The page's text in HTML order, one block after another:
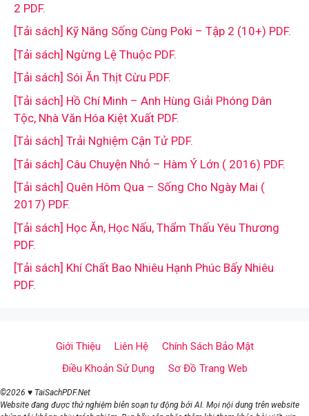
2 PDF.
[Tải sách] Kỹ Năng Sống Cùng Poki – Tập 2 (10+) PDF.
[Tải sách] Ngừng Lệ Thuộc PDF.
[Tải sách] Sói Ăn Thịt Cừu PDF.
[Tải sách] Hồ Chí Minh – Anh Hùng Giải Phóng Dân
Tộc, Nhà Văn Hóa Kiệt Xuất PDF.
[Tải sách] Trải Nghiệm Cận Tử PDF.
[Tải sách] Câu Chuyện Nhỏ – Hàm Ý Lớn ( 2016) PDF.
[Tải sách] Quên Hôm Qua – Sống Cho Ngày Mai (
2017) PDF.
[Tải sách] Học Ăn, Học Nấu, Thẩm Thấu Yêu Thương
PDF.
[Tải sách] Khí Chất Bao Nhiêu Hạnh Phúc Bấy Nhiêu
PDF.
Giới Thiệu Liên Hệ
Chính Sách Bảo Mật
Điều Khoản Sử Dụng
Sơ Đồ Trang Web
©2026 ♥ TaiSachPDF.Net
Website đang được thử nghiệm biên soạn tự động bởi AI. Mọi nội dung trên website